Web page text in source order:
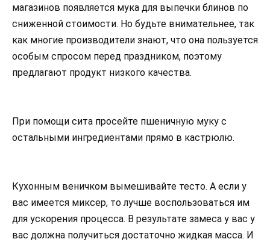
магазинов появляется мука для выпечки блинов по
сниженной стоимости. Но будьте внимательнее, так
как многие производители знают, что она пользуется
особым спросом перед праздником, поэтому
предлагают продукт низкого качества.
При помощи сита просейте пшеничную муку с
остальными ингредиентами прямо в кастрюлю.
Кухонным веничком вымешивайте тесто. А если у
вас имеется миксер, то лучше воспользоваться им
для ускорения процесса. В результате замеса у вас у
вас должна получиться достаточно жидкая масса. И